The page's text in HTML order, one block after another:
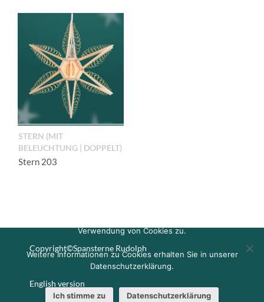
STERN (MIT
BELEUCHTUNG | DOPPELT)
Stern 203
Copyright©Spansterne Rudolph
English version
Verwendung von Cookies zu.
Weitere Informationen zu Cookies erhalten Sie in unserer
Datenschutzerklärung.
Ich stimme zu Datenschutzerklärung